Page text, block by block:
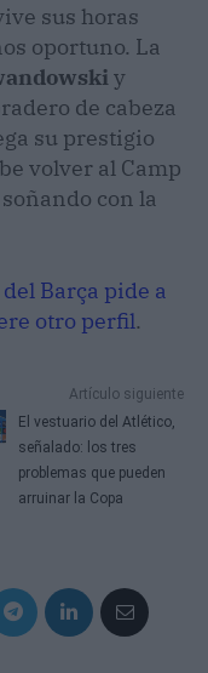
sus horas
oportuno. La
y
de cabeza
su prestigio
volver al Camp
con la
Barça pide a
otro perfil.
Artículo siguiente
El vestuario del Atlético,
señalado: los tres
problemas que pueden
arruinar la Copa